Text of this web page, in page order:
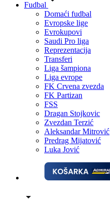
Fudbal
Domaći fudbal
Evropske lige
Evrokupovi
Saudi Pro liga
Reprezentacija
Transferi
Liga šampiona
Liga evrope
FK Crvena zvezda
FK Partizan
FSS
Dragan Stojkovic
Zvezdan Terzić
Aleksandar Mitrović
Predrag Mijatović
Luka Jović